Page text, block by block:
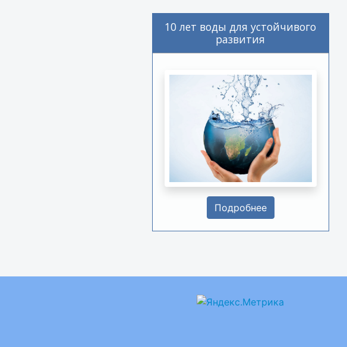
10 лет воды для устойчивого
развития
Подробнее